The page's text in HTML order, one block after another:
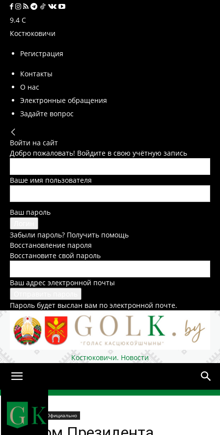
9.4 C
Костюковичи
Регистрация
Контакты
О нас
Электронные обращения
Задайте вопрос
Войти на сайт
Добро пожаловать! Войдите в свою учётную запись
Ваше имя пользователя
Ваш пароль
Забыли пароль? Получить помощь
Восстановление пароля
Восстановите свой пароль
Ваш адрес электронной почты
Пароль будет выслан вам по электронной почте.
Костюковичи. Новости
Домой
Общество Официально